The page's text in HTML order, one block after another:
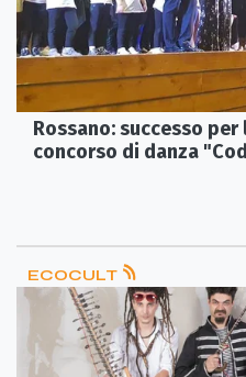
Rossano: successo
concorso di danza
ECOCULT